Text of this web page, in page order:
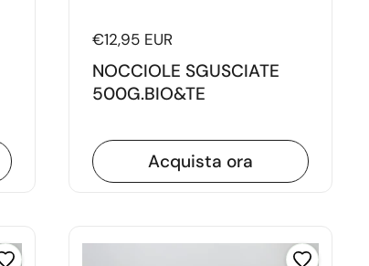
Prezzo di listino
€12,95 EUR
NOCCIOLE SGUSCIATE
500G.BIO&TE
Acquista ora